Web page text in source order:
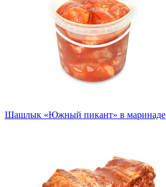
Шашлык «Южный пикант» в маринаде